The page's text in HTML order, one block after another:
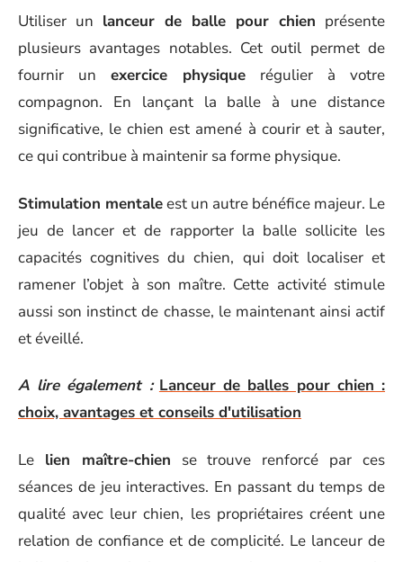
Utiliser un lanceur de balle pour chien présente
plusieurs avantages notables. Cet outil permet de
fournir un exercice physique régulier à votre
compagnon. En lançant la balle à une distance
significative, le chien est amené à courir et à sauter,
ce qui contribue à maintenir sa forme physique.
Stimulation mentaleest un autre bénéfice majeur. Le
jeu de lancer et de rapporter la balle sollicite les
capacités cognitives du chien, qui doit localiser et
ramener l’objet à son maître. Cette activité stimule
aussi son instinct de chasse, le maintenant ainsi actif
et éveillé.
A lire également : Lanceur de balles pour chien :
choix, avantages et conseils d'utilisation
Le lien maître-chien se trouve renforcé par ces
séances de jeu interactives. En passant du temps de
qualité avec leur chien, les propriétaires créent une
relation de confiance et de complicité. Le lanceur de